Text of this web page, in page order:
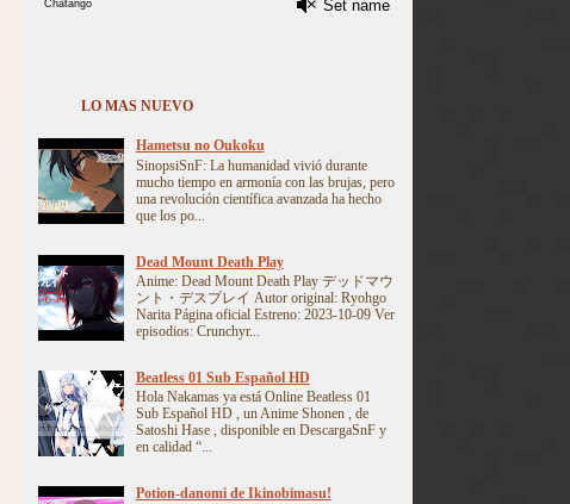
LO MAS NUEVO
Hametsu no Oukoku
SinopsiSnF: La humanidad vivió durante
mucho tiempo en armonía con las brujas, pero
una revolución científica avanzada ha hecho
que los po...
Dead Mount Death Play
Anime: Dead Mount Death Play デッドマウ
ント・デスプレイ Autor original: Ryohgo
Narita Página oficial Estreno: 2023-10-09 Ver
episodios: Crunchyr...
Beatless 01 Sub Español HD
Hola Nakamas ya está Online Beatless 01
Sub Español HD , un Anime Shonen , de
Satoshi Hase , disponible en DescargaSnF y
en calidad “...
Potion-danomi de Ikinobimasu!